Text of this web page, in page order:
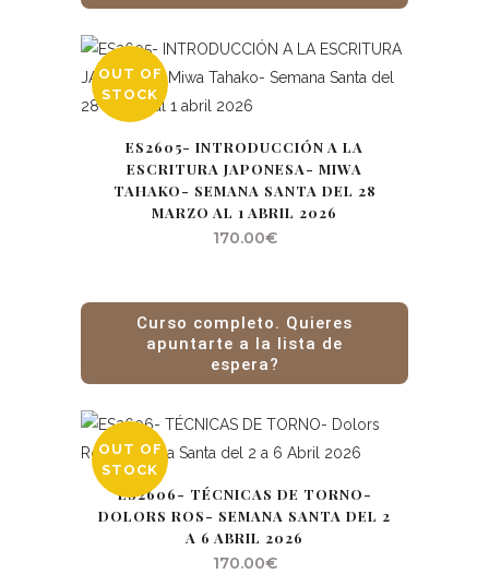
OUT OF
STOCK
ES2605- INTRODUCCIÓN A LA
ESCRITURA JAPONESA- MIWA
TAHAKO- SEMANA SANTA DEL 28
MARZO AL 1 ABRIL 2026
170.00€
Curso completo. Quieres
apuntarte a la lista de
espera?
OUT OF
STOCK
ES2606- TÉCNICAS DE TORNO-
DOLORS ROS- SEMANA SANTA DEL 2
A 6 ABRIL 2026
170.00€